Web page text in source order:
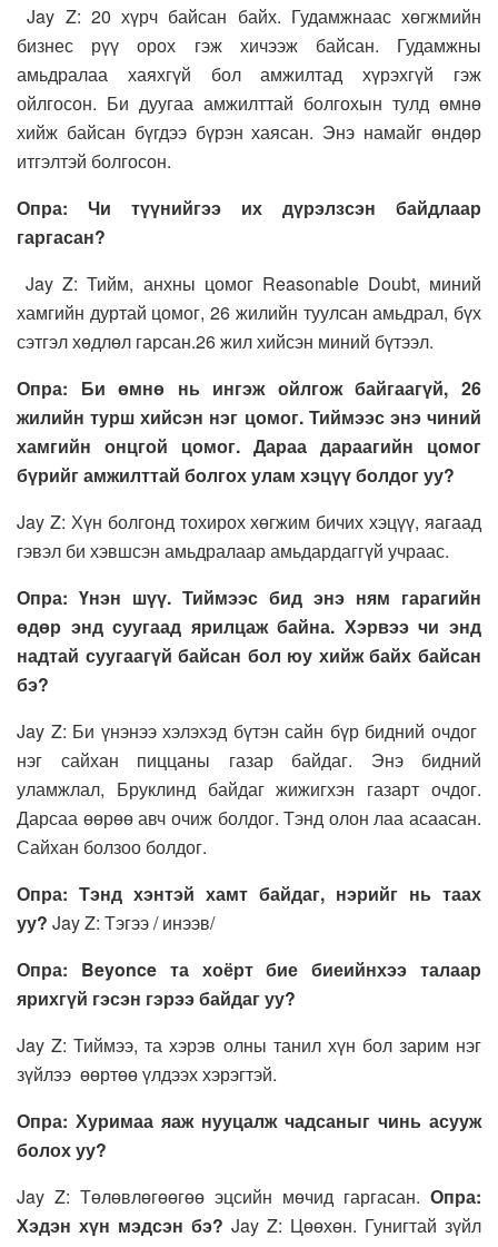
Jay Z: 20 хүрч байсан байх. Гудамжнаас хөгжмийн
бизнес рүү орох гэж хичээж байсан. Гудамжны
амьдралаа хаяхгүй бол амжилтад хүрэхгүй гэж
ойлгосон. Би дуугаа амжилттай болгохын тулд өмнө
хийж байсан бүгдээ бүрэн хаясан. Энэ намайг өндөр
итгэлтэй болгосон.
Опра: Чи түүнийгээ их дүрэлзсэн байдлаар
гаргасан?
Jay Z: Тийм, анхны цомог Reasonable Doubt, миний
хамгийн дуртай цомог, 26 жилийн туулсан амьдрал, бүх
сэтгэл хөдлөл гарсан.26 жил хийсэн миний бүтээл.
Опра: Би өмнө нь ингэж ойлгож байгаагүй, 26
жилийн турш хийсэн нэг цомог. Тиймээс энэ чиний
хамгийн онцгой цомог. Дараа дараагийн цомог
бүрийг амжилттай болгох улам хэцүү болдог уу?
Jay Z: Хүн болгонд тохирох хөгжим бичих хэцүү, яагаад
гэвэл би хэвшсэн амьдралаар амьдардаггүй учраас.
Опра: Үнэн шүү. Тиймээс бид энэ ням гарагийн
өдөр энд суугаад ярилцаж байна. Хэрвээ чи энд
надтай суугаагүй байсан бол юу хийж байх байсан
бэ?
Jay Z: Би үнэнээ хэлэхэд бүтэн сайн бүр бидний очдог
нэг сайхан пиццаны газар байдаг. Энэ бидний
уламжлал, Бруклинд байдаг жижигхэн газарт очдог.
Дарсаа өөрөө авч очиж болдог. Тэнд олон лаа асаасан.
Сайхан болзоо болдог.
Опра: Тэнд хэнтэй хамт байдаг, нэрийг нь таах
уу? Jay Z: Тэгээ / инээв/
Опра: Beyonce та хоёрт бие биеийнхээ талаар
ярихгүй гэсэн гэрээ байдаг уу?
Jay Z: Тиймээ, та хэрэв олны танил хүн бол зарим нэг
зүйлээ өөртөө үлдээх хэрэгтэй.
Опра: Хуримаа яаж нууцалж чадсаныг чинь асууж
болох уу?
Jay Z: Төлөвлөгөөгөө эцсийн мөчид гаргасан. Опра:
Хэдэн хүн мэдсэн бэ? Jay Z: Цөөхөн. Гунигтай зүйл